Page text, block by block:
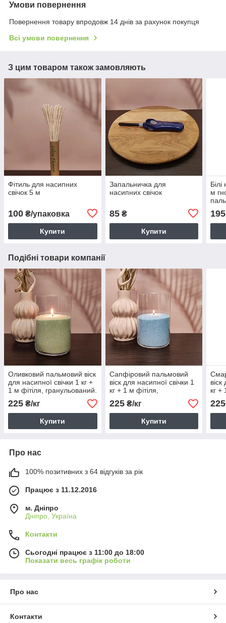
Умови повернення
Повернення товару впродовж 14 днів за рахунок покупця
Всі умови повернення
З цим товаром також замовляють
Фітиль для насипних
свічок 5 м
100 ₴/упаковка
Купити
Запальничка для
насипних свічок
85₴
Купити
Білі
м
195
Подібні товари компанії
Оливковий пальмовий віск
для насипної свічки 1 кг +
1 м фітіля, гранульований.
Пісочні свічки у гранулах.
225 ₴/кг
Купити
Сапфіровий пальмовий
віск для насипної свічки 1
кг + 1 м фітіля,
гранульований. Пісочні
свічки у гранулах.
225₴/кг
Купити
кг +
225
Про нас
100% позитивних з 64 відгуків за рік
Працює з 11.12.2016
м. Дніпро
Дніпро, Україна
Контакти
Сьогодні працює з 11:00 до 18:00
Показати весь графік роботи
Про нас
Контакти